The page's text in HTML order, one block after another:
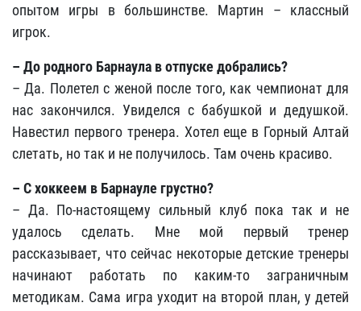
опытом игры в большинстве. Мартин – классный
игрок.
– До родного Барнаула в отпуске добрались?
– Да. Полетел с женой после того, как чемпионат для
нас закончился. Увиделся с бабушкой и дедушкой.
Навестил первого тренера. Хотел еще в Горный Алтай
слетать, но так и не получилось. Там очень красиво.
– С хоккеем в Барнауле грустно?
– Да. По-настоящему сильный клуб пока так и не
удалось сделать. Мне мой первый тренер
рассказывает, что сейчас некоторые детские тренеры
начинают работать по каким-то заграничным
методикам. Сама игра уходит на второй план, у детей